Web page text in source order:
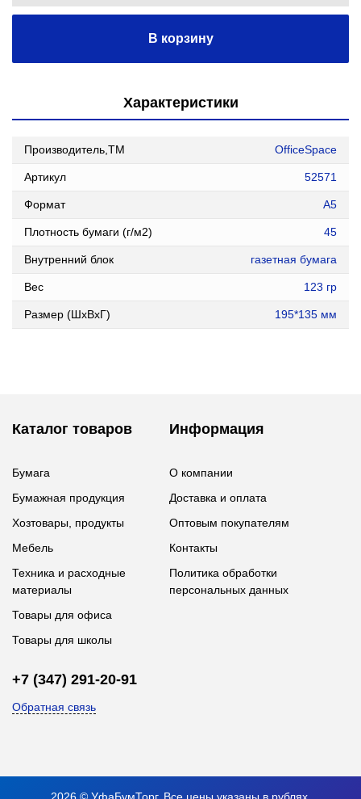
В корзину
Характеристики
Производитель,ТМ OfficeSpace
Артикул 52571
Формат А5
Плотность бумаги (г/м2) 45
Внутренний блок газетная бумага
Вес 123 гр
Размер (ШxВxГ) 195*135 мм
Каталог товаров
Бумага
Бумажная продукция
Хозтовары, продукты
Мебель
Техника и расходные
материалы
Товары для офиса
Товары для школы
Информация
О компании
Доставка и оплата
Оптовым покупателям
Контакты
Политика обработки
персональных данных
+7 (347) 291-20-91
Обратная связь